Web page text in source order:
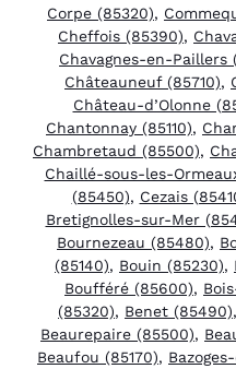
Corpe (85320),
Cheffois (85390),
Chavagnes-en-Paillers
Châteauneuf (85710),
Château-d’Olonne
Chantonnay (85110),
Chambretaud (85500),
Chaillé-sous-les-
(85450), Cezais
Bretignolles-sur-Mer
Bournezeau (85480),
(85140), Bouin (85230),
Boufféré (85600),
(85320), Benet (85490),
Beaurepaire (85500),
Beaufou (85170),